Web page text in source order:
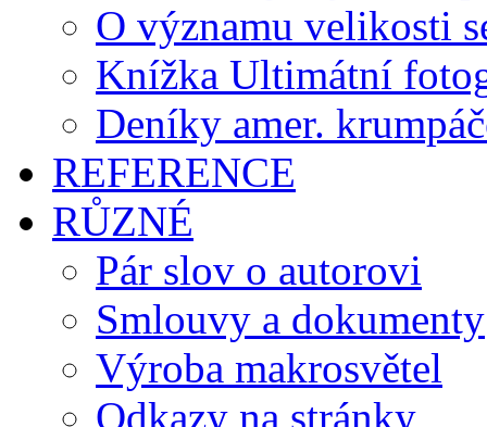
O významu velikosti
Knížka Ultimátní
Deníky amer.
REFERENCE
RŮZNÉ
Pár slov o autorovi
Smlouvy a dokumenty
Výroba makrosvětel
Odkazy na stránky